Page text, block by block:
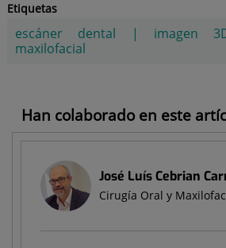
Etiquetas
escáner dental | imagen
maxilofacial
Han colaborado en este
José Luís Cebrian
Cirugía Oral y